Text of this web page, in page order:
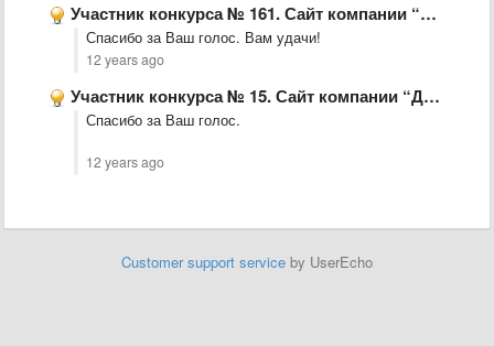
Участник конкурса № 161. Сайт компании “Вывески66.рф&quot;, г. Екатеринбург
Спасибо за Ваш голос. Вам удачи!
12 years ago
Участник конкурса № 15. Сайт компании “Девятка. Одежда для спорта …
Спасибо за Ваш голос.
12 years ago
Customer support service by UserEcho